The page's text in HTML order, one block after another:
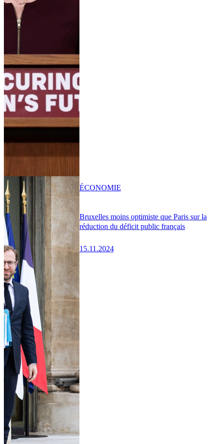
Bruxelles moins optimiste que Paris sur la
réduction du déficit public français
15.11.2024
ÉCONOMIE